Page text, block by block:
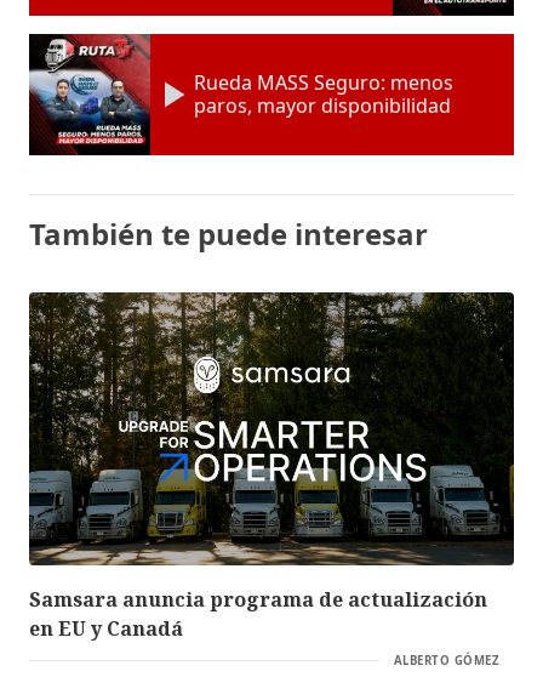
Rueda MASS Seguro: menos
paros, mayor disponibilidad
También te puede interesar
Samsara anuncia programa de actualización
en EU y Canadá
ALBERTO GÓMEZ